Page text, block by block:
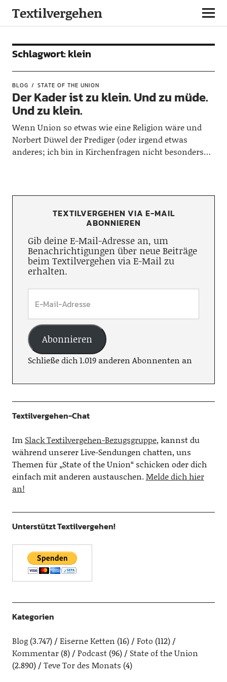
Textilvergehen
Schlagwort:klein
BLOG STATE OF THE UNION
Der Kader ist zu klein. Und zu müde.
Und zu klein.
Wenn Union so etwas wie eine Religion wäre und
Norbert Düwel der Prediger (oder irgend etwas
anderes; ich bin in Kirchenfragen nicht besonders…
TEXTILVERGEHEN VIA E-MAIL
ABONNIEREN
Gib deine E-Mail-Adresse an, um
Benachrichtigungen über neue Beiträge
beim Textilvergehen via E-Mail zu
erhalten.
Abonnieren
Schließe dich 1.019 anderen Abonnenten an
Textilvergehen-Chat
Im Slack Textilvergehen-Bezugsgruppe, kannst du
während unserer Live-Sendungen chatten, uns
Themen für „State of the Union“ schicken oder dich
einfach mit anderen austauschen.Melde dich hier
an!
Unterstützt Textilvergehen!
Kategorien
Blog(3.747) Eiserne Ketten (16) Foto (112)
Kommentar(8) Podcast(96)
State of the Union
(2.890)
Teve Tor des Monats (4)